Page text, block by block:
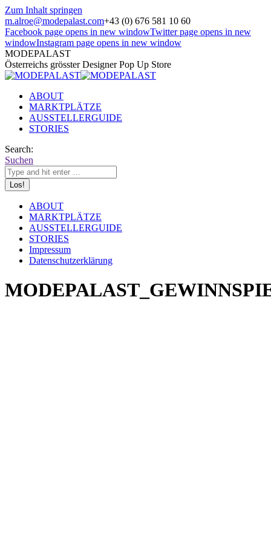
Zum Inhalt springen
m.alroe@modepalast.com+43 (0) 676 581 10 60
Facebook page opens in new windowTwitter page opens in new
windowInstagram page opens in new window
MODEPALAST
Österreichs grösster Designer Pop Up Store
ABOUT
MARKTPLÄTZE
AUSSTELLERGUIDE
STORIES
Search:
Suchen
ABOUT
MARKTPLÄTZE
AUSSTELLERGUIDE
STORIES
Impressum
Datenschutzerklärung